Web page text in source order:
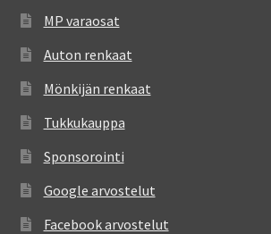
MP varaosat
Auton renkaat
Mönkijän renkaat
Tukkukauppa
Sponsorointi
Google arvostelut
Facebook arvostelut